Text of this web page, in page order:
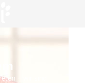
– wir sind